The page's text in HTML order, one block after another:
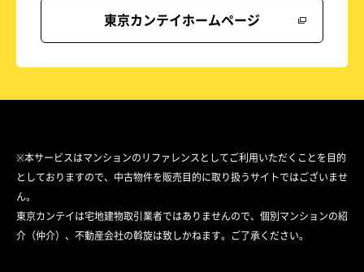
東京カンテイホームページ
※本サービスはマンションのリファレンスとしてご利用いただくことを目的
としておりますので、中古物件を販売目的に取り扱うサイトではございませ
ん。
東京カンテイは宅地建物取引業者ではありませんので、個別マンションの紹
介（仲介）、不動産会社の斡旋は致しかねます。ご了承ください。